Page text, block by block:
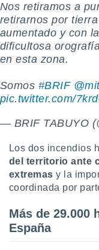
o a través
de
de
de
uso de
e
publicidad
de
Nos retiramos a
retirarnos por
aumentado y con
dificultosa
en esta zona.
Somos #BRIF
pic.twitter.com/
— BRIF TABUYO
Los dos incendios
del territorio ante
extremas y la
coordinada por
Más de 29.000
España